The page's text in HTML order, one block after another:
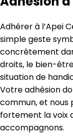
Adhérer à l’Apei
simple geste
concrètement
droits, le bien-
situation de
Votre adhésion
commun, et
fortement la voix
accompagnons.